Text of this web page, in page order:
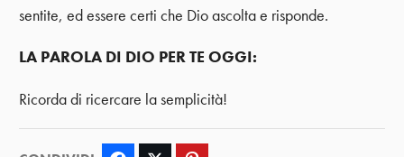
sentite, ed essere certi che Dio ascolta e risponde.
LA PAROLA DI DIO PER TE OGGI:
Ricorda di ricercare la semplicità!